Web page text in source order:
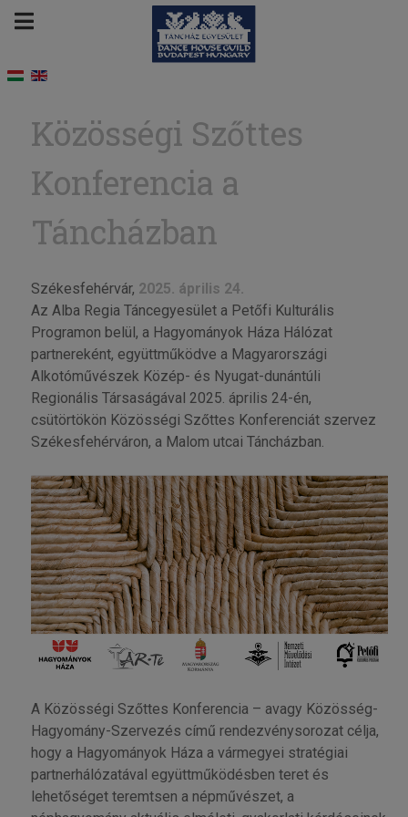
Közösségi Szőttes
Konferencia a
Táncházban
Székesfehérvár, 2025. április 24.
Az Alba Regia Táncegyesület a Petőfi Kulturális
Programon belül, a Hagyományok Háza Hálózat
partnereként, együttműködve a Magyarországi
Alkotóművészek Közép- és Nyugat-dunántúli
Regionális Társaságával 2025. április 24-én,
csütörtökön Közösségi Szőttes Konferenciát szervez
Székesfehérváron, a Malom utcai Táncházban.
A Közösségi Szőttes Konferencia – avagy Közösség-
Hagyomány-Szervezés című rendezvénysorozat célja,
hogy a Hagyományok Háza a vármegyei stratégiai
partnerhálózatával együttműködésben teret és
lehetőséget teremtsen a népművészet, a